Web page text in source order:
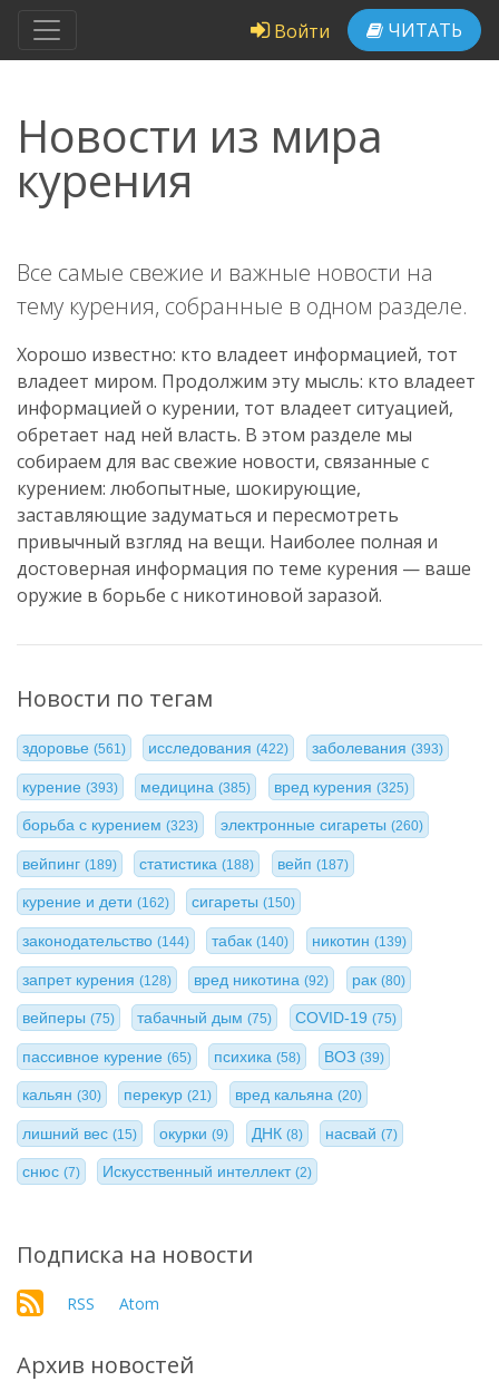
Войти ЧИТАТЬ
Новости из мира
курения
Все самые свежие и важные новости на
тему курения, собранные в одном разделе.
Хорошо известно: кто владеет информацией, тот
владеет миром. Продолжим эту мысль: кто владеет
информацией о курении, тот владеет ситуацией,
обретает над ней власть. В этом разделе мы
собираем для вас свежие новости, связанные с
курением: любопытные, шокирующие,
заставляющие задуматься и пересмотреть
привычный взгляд на вещи. Наиболее полная и
достоверная информация по теме курения — ваше
оружие в борьбе с никотиновой заразой.
Новости по тегам
здоровье (561) исследования(422) заболевания (393)
курение (393) медицина(385) вред курения (325)
борьба с курением (323) электронные сигареты(260)
вейпинг (189) статистика(188) вейп (187)
курение и дети (162) сигареты(150)
законодательство (144) табак(140) никотин (139)
запрет курения (128) вред никотина(92) рак (80)
вейперы (75) табачный дым(75) COVID-19 (75)
пассивное курение (65) психика(58) ВОЗ (39)
кальян (30) перекур(21) вред кальяна (20)
лишний вес (15) окурки(9) ДНК (8) насвай(7)
снюс (7) Искусственный интеллект(2)
Подписка на новости
RSS Atom
Архив новостей